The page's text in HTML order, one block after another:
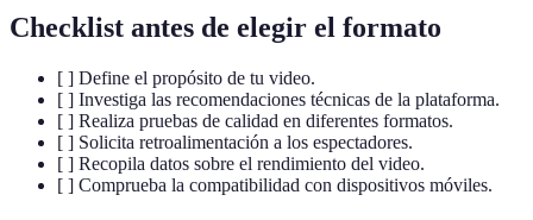
Checklist antes de elegir el formato
[ ] Define el propósito de tu video.
[ ] Investiga las recomendaciones técnicas de la plataforma.
[ ] Realiza pruebas de calidad en diferentes formatos.
[ ] Solicita retroalimentación a los espectadores.
[ ] Recopila datos sobre el rendimiento del video.
[ ] Comprueba la compatibilidad con dispositivos móviles.